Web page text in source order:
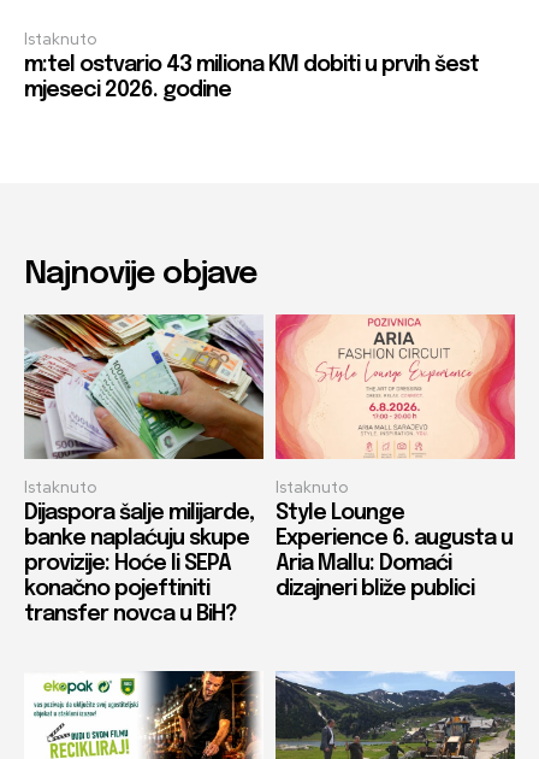
Istaknuto
m:tel ostvario 43 miliona KM dobiti u prvih šest
mjeseci 2026. godine
Najnovije objave
Istaknuto
Dijaspora šalje milijarde,
banke naplaćuju skupe
provizije: Hoće li SEPA
konačno pojeftiniti
transfer novca u BiH?
Istaknuto
Style Lounge
Experience 6. augusta u
Aria Mallu: Domaći
dizajneri bliže publici